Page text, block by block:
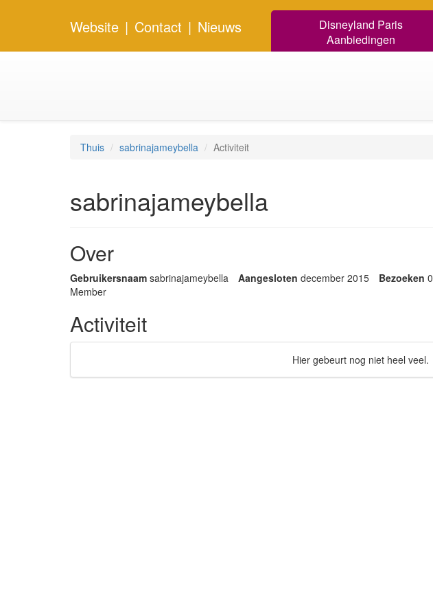
Website | Contact | Nieuws
Disneyland Paris
Aanbiedingen
Thuis sabrinajameybella Activiteit
sabrinajameybella
Over
Gebruikersnaam sabrinajameybella Aangesloten december 2015 Bezoeken 0
Member
Activiteit
Hier gebeurt nog niet heel veel.